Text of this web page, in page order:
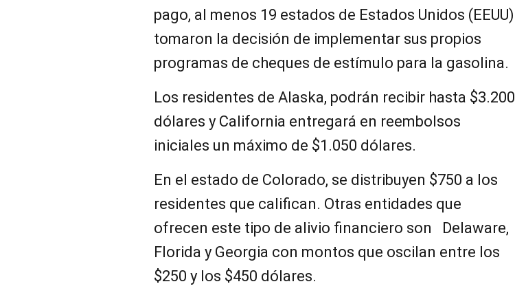
pago, al menos 19 estados de Estados Unidos (EEUU)
tomaron la decisión de implementar sus propios
programas de cheques de estímulo para la gasolina.
Los residentes de Alaska, podrán recibir hasta $3.200
dólares y California entregará en reembolsos
iniciales un máximo de $1.050 dólares.
En el estado de Colorado, se distribuyen $750 a los
residentes que califican. Otras entidades que
ofrecen este tipo de alivio financiero son Delaware,
Florida y Georgia con montos que oscilan entre los
$250 y los $450 dólares.